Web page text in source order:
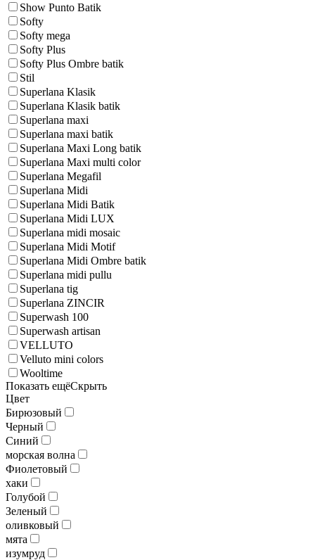
Show Punto Batik
Softy
Softy mega
Softy Plus
Softy Plus Ombre batik
Stil
Superlana Klasik
Superlana Klasik batik
Superlana maxi
Superlana maxi batik
Superlana Maxi Long batik
Superlana Maxi multi color
Superlana Megafil
Superlana Midi
Superlana Midi Batik
Superlana Midi LUX
Superlana midi mosaic
Superlana Midi Motif
Superlana Midi Ombre batik
Superlana midi pullu
Superlana tig
Superlana ZINCIR
Superwash 100
Superwash artisan
VELLUTO
Velluto mini colors
Wooltime
Показать ещёСкрыть
Цвет
Бирюзовый
Черный
Синий
морская волна
Фиолетовый
хаки
Голубой
Зеленый
оливковый
мята
изумруд